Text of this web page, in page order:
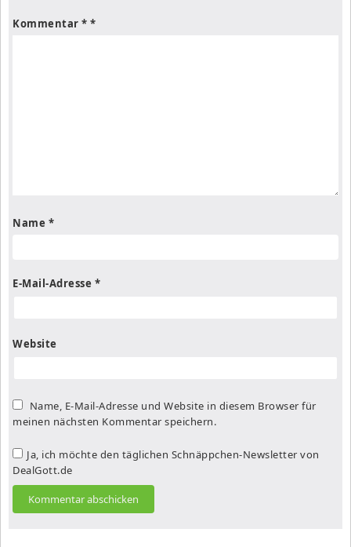
Kommentar *
Name *
E-Mail-Adresse *
Website
Name, E-Mail-Adresse und Website in diesem Browser für
meinen nächsten Kommentar speichern.
Ja, ich möchte den täglichen Schnäppchen-Newsletter von
DealGott.de